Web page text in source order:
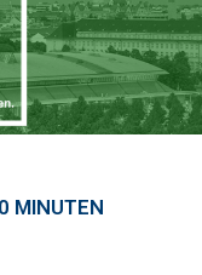
MINUTEN